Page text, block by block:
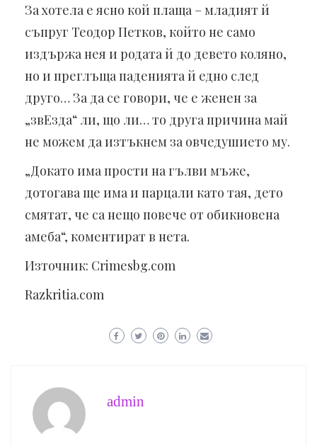
За хотела е ясно кой плаща – младият й
съпруг Теодор Петков, който не само
издържа нея и родата й до девето коляно,
но и преглъща паденията й едно след
друго… За да се говори, че е женен за
„звЕзда“ ли, що ли… то друга причина май
не можем да изтъкнем за овчедушието му.
„Докато има прости на гълви мъже,
дотогава ще има и парцали като тая, дето
смятат, че са нещо повече от обикновена
амеба“, коментират в нета.
Източник: Crimesbg.com
Razkritia.com
admin